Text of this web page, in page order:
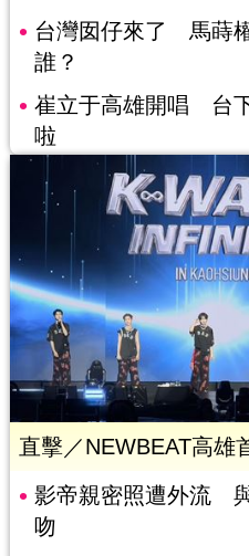
台灣囡仔來了 馬蒔
誰？
崔立于高雄開唱 台
啦
直擊／NEWBEAT高
影帝親密照遭外流
吻